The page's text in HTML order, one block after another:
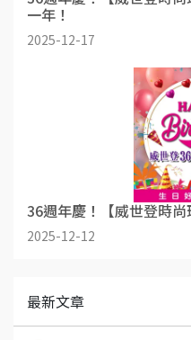
一年！
2025-12-17
36週年慶！【威世登時
2025-12-12
最新文章